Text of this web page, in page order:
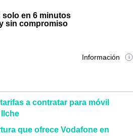
en 6 minutos
sin compromiso
Información
a contratar para móvil
que ofrece Vodafone en